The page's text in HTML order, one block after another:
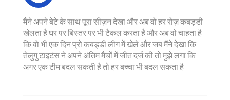
मैंने अपने बेटे के साथ पूरा सीज़न देखा और अब वो हर रोज़ कबड्डी
खेलता है घर पर बिस्तर पर भी टैकल करता है और अब वो चाहता है
कि वो भी एक दिन प्रो कबड्डी लीग में खेले और जब मैंने देखा कि
तेलुगु टाइटंस ने अपने अंतिम मैचों में जीत दर्ज की तो मुझे लगा कि
अगर एक टीम बदल सकती है तो हर बच्चा भी बदल सकता है